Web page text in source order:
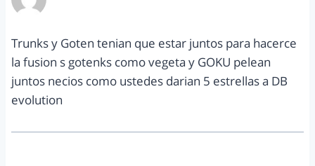
Trunks y Goten tenian que estar juntos para hacerce
la fusion s gotenks como vegeta y GOKU pelean
juntos necios como ustedes darian 5 estrellas a DB
evolution